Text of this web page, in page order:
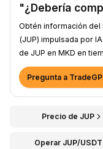
"¿Debería
Obtén información
(JUP) impulsada por
de JUP en MKD en
Pregunta a
Precio de JUP
Operar JUP/USDT